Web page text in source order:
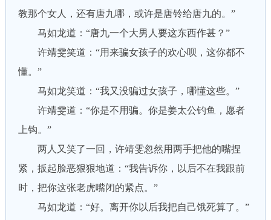
教那个女人，还有唐九哪，或许是唐铃给唐九的。”
马如龙道：“唐九一个大男人要这东西作甚？”
许靖雯笑道：“用来骗女孩子的欢心呗，这你都不
懂。”
马如龙笑道：“我又没骗过女孩子，哪懂这些。”
许靖雯道：“你是不用骗。你是姜太公钓鱼，愿者
上钩。”
两人又笑了一回，许靖雯忽然用两手把他的嘴捏
紧，扳起脸恶狠狠地道：“我告诉你，以后不在我跟前
时，把你这张老虎嘴闭的紧点。”
马如龙道：“好。离开你以后我把自己饿死算了。”